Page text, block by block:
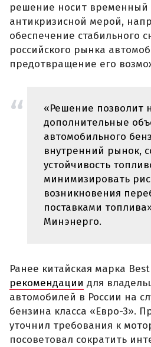
решение носит временный
антикризисной мерой,
обеспечение стабильного
российского рынка
предотвращение его
«Решение позволит
дополнительные
автомобильного
внутренний рынок,
устойчивость
минимизировать
возникновения
поставками
Минэнерго.
Ранее китайская марка
рекомендации для
автомобилей в России на
бензина класса «Евро-3».
уточнил требования к
посоветовал сократить